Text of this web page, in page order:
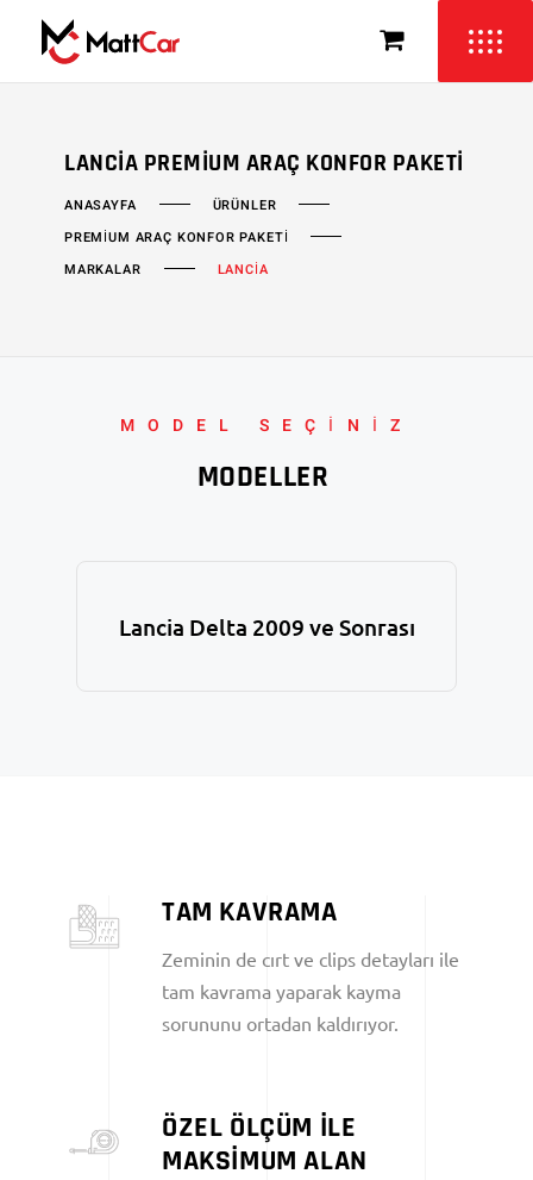
LANCIA PREMIUM ARAÇ KONFOR PAKETI
ANASAYFA
ÜRÜNLER
PREMIUM ARAÇ KONFOR PAKETI
MARKALAR
LANCİA
MODEL SEÇİNİZ
MODELLER
Lancia Delta 2009 ve Sonrası
TAM KAVRAMA
Zeminin de cırt ve clips detayları ile
tam kavrama yaparak kayma
sorununu ortadan kaldırıyor.
ÖZEL ÖLÇÜM İLE
MAKSİMUM ALAN